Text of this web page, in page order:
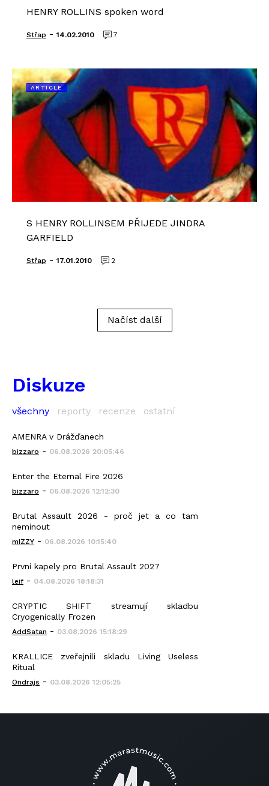
HENRY ROLLINS spoken word
Střap - 14.02.2010 7
ARTICLE
S HENRY ROLLINSEM PŘIJEDE JINDRA
GARFIELD
Střap - 17.01.2010 2
Načíst další
Diskuze
všechny reporty recenze ostatní
AMENRA v Drážďanech
bizzaro - 06.08.2026 20:05:46
Enter the Eternal Fire 2026
bizzaro - 06.08.2026 12:12:30
Brutal Assault 2026 - proč jet a co tam
neminout
mIZZY - 06.08.2026 10:15:40
První kapely pro Brutal Assault 2027
leif - 04.08.2026 18:18:31
CRYPTIC SHIFT streamují skladbu
Cryogenically Frozen
AddSatan - 03.08.2026 15:18:29
KRALLICE zveřejnili skladu Living Useless
Ritual
Ondrajs - 03.08.2026 12:05:25